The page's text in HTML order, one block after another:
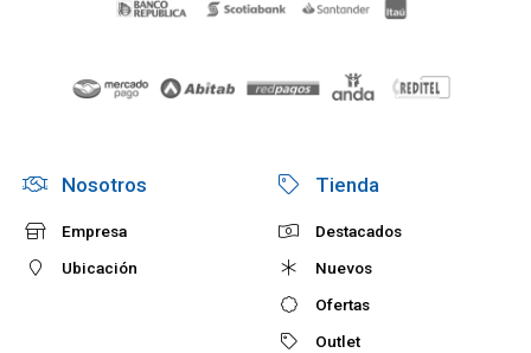
Nosotros
Empresa
Ubicación
Tienda
Destacados
Nuevos
Ofertas
Outlet